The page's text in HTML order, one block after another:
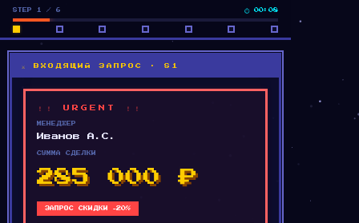
STEP 1 / 6 ⏱ 00:08
⚔ ВХОДЯЩИЙ ЗАПРОС · S1
！！ URGENT ！！
МЕНЕДЖЕР
Иванов А.С.
СУММА СДЕЛКИ
285 000 ₽
ЗАПРОС СКИДКИ −20%